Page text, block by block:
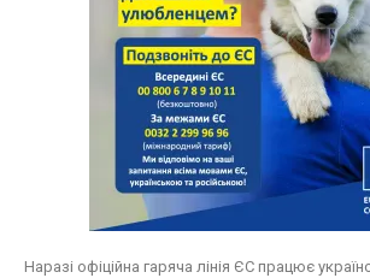
Наразі офіційна гаряча лінія ЄС працює